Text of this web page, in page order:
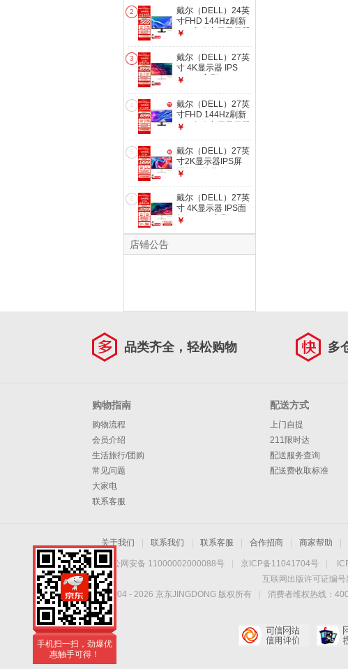
显示器 游戏电竞电
脑显示屏 SE2726D
2
戴尔（DELL）24英
寸FHD 144Hz刷新
IPS 办公家用显示器
硬件级防蓝光
SE2426H
￥
3
戴尔（DELL）27英
寸 4K显示器 IPS
120Hz高刷
光 1500:1 虾农助手
办公娱乐显示屏
S2725QS
￥
4
戴尔（DELL）27英
寸FHD 144Hz刷新
IPS 办公家用显示器
硬件防蓝光
SE2725HM升级款
SE2726H
￥
5
戴尔（DELL）27英
寸2K显示器IPS屏
硬件级防蓝光
双音响 旋转升降 电
竞游戏电脑显示屏
S2725DSM
￥
6
戴尔（DELL）27英
寸 4K显示器 IPS面
板 120Hz高刷 Type-
￥
店铺公告
品类齐全，轻松购物 多
购物指南
购物流程
会员介绍
生活旅行/团购
常见问题
大家电
联系客服
配送方式
上门自提
211限时达
配送服务查询
配送费收取标准
关于我们 联系我们 联系客服 合作招商 商家帮助
京公网安备 11000002000088号 京ICP备11041704号
互联网出版许可证编
Copyright © 2004 - 2026 京东JINGDONG 版权所有 消费者维权热线：
手机扫一扫，劲爆优
惠触手可得！
手机扫一扫，劲爆优
惠触手可得！